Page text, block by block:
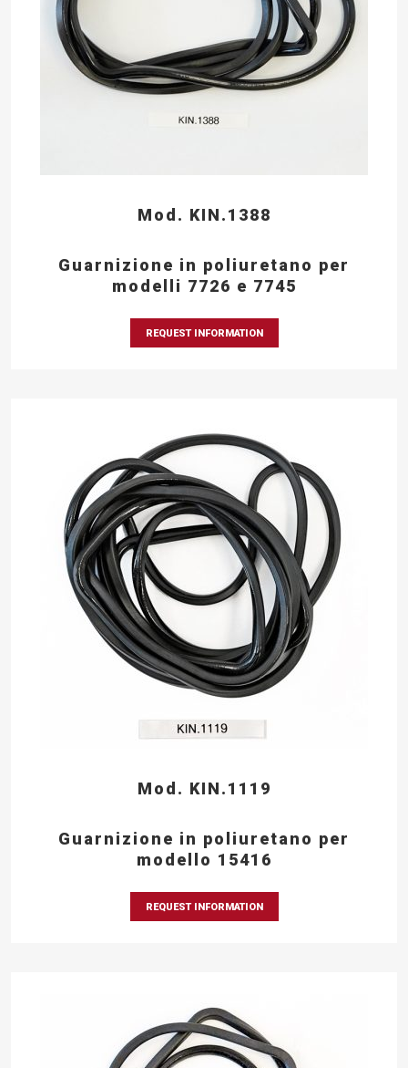
Mod. KIN.1388
Guarnizione in poliuretano per
modelli 7726 e 7745
REQUEST INFORMATION
Mod. KIN.1119
Guarnizione in poliuretano per
modello 15416
REQUEST INFORMATION